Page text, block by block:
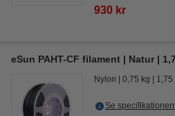
930 kr
eSun PAHT-CF filament | Natur |
Nylon 0,75 kg 1,75
Se